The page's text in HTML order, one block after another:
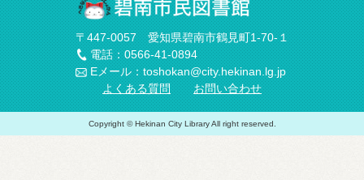
〒447-0057 愛知県碧南市鶴見町1-70-１
電話：0566-41-0894
Eメール：toshokan@city.hekinan.lg.jp
よくある質問
お問い合わせ
Copyright © Hekinan City Library All right reserved.